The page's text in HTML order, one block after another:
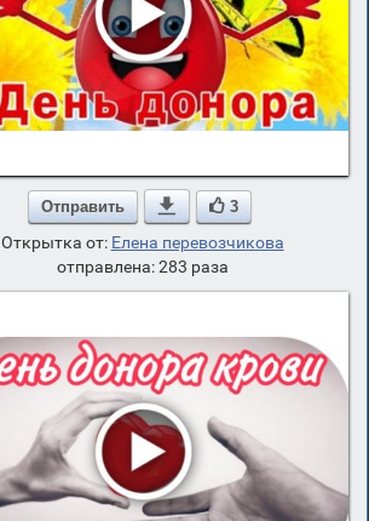
Отправить  3
Открытка от: Елена перевозчикова
отправлена: 283 раза